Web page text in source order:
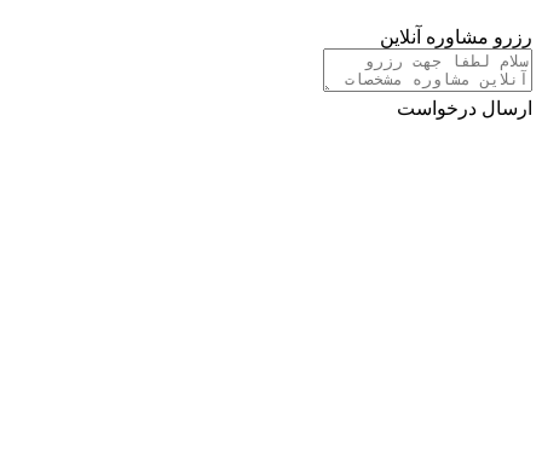
رزرو مشاوره آنلاین
ارسال درخواست